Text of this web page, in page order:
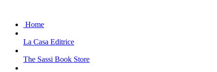
Home
La Casa Editrice
The Sassi Book Store